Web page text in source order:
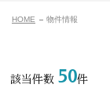
HOME 物件情報
該当件数 50件